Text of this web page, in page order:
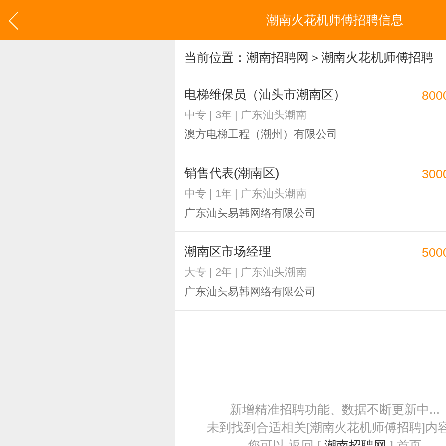
潮南火花机师傅招聘信息
当前位置： 潮南招聘网 ＞潮南火花机师傅招聘
电梯维保员（汕头市潮南区）
中专 | 3年 | 广东汕头潮南
澳方电梯工程（潮州）有限公司
销售代表(潮南区)
中专 | 1年 | 广东汕头潮南
广东汕头易韩网络有限公司
潮南区市场经理
大专 | 2年 | 广东汕头潮南
广东汕头易韩网络有限公司
新增精准招聘功能、数据不断更新中...
未到找到合适相关[潮南火花机师傅招聘]内